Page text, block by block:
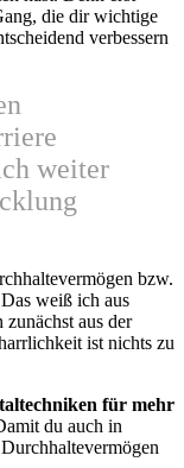
die dir wichtige
verbessern
weiter
bzw.
weiß ich aus
aus der
ist nichts zu
für mehr
du auch in